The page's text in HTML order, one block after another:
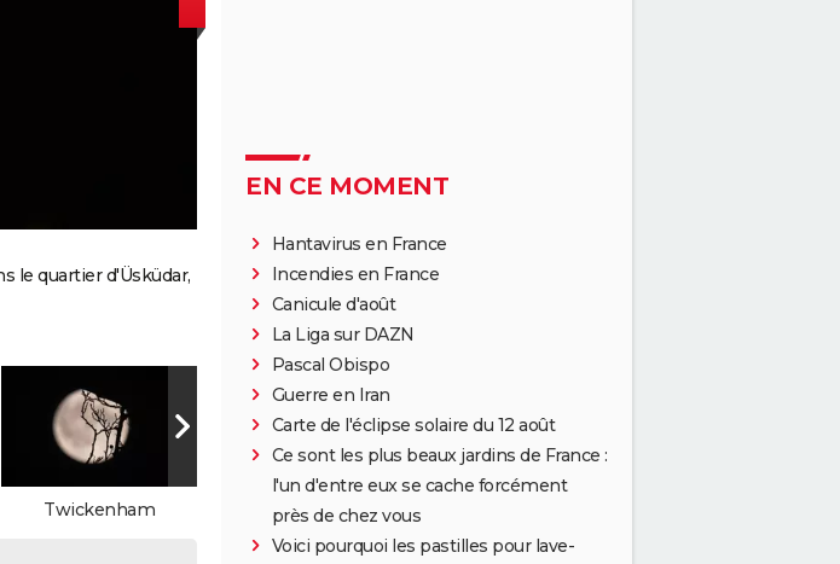
le quartier d'Üsküdar,
Twickenham
EN CE MOMENT
Hantavirus en France
Incendies en France
Canicule d'août
La Liga sur DAZN
Pascal Obispo
Guerre en Iran
Carte de l'éclipse solaire du 12 août
Ce sont les plus beaux jardins de France :
l'un d'entre eux se cache forcément
près de chez vous
Voici pourquoi les pastilles pour lave-